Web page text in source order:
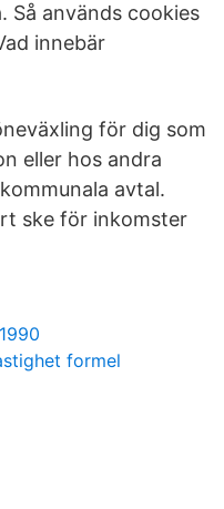
Så används cookies
innebär
för dig som
eller hos andra
avtal.
ske för inkomster
formel